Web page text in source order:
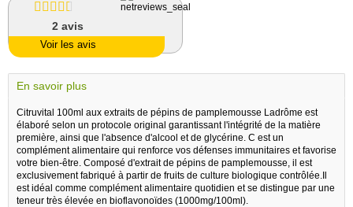
2 avis
Voir les avis
En savoir plus
Citruvital 100ml aux extraits de pépins de pamplemousse Ladrôme est
élaboré selon un protocole original garantissant l'intégrité de la matière
première, ainsi que l'absence d'alcool et de glycérine. C est un
complément alimentaire qui renforce vos défenses immunitaires et favorise
votre bien-être. Composé d'extrait de pépins de pamplemousse, il est
exclusivement fabriqué à partir de fruits de culture biologique contrôlée.Il
est idéal comme complément alimentaire quotidien et se distingue par une
teneur très élevée en bioflavonoïdes (1000mg/100ml).